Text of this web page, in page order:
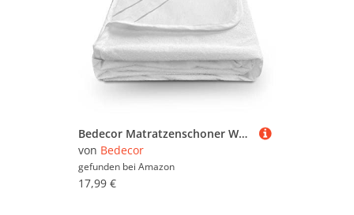
Bedecor Matratzenschoner Wasserdicht Wasserundurchlässige Matratzenauflage Baumwolle 135x190 cm
von Bedecor
gefunden bei Amazon
17,99 €